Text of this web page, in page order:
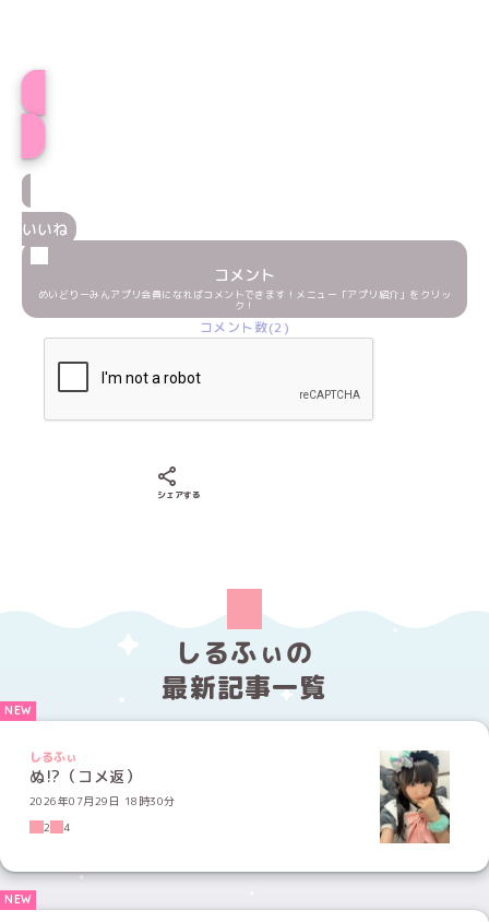
いいね
コメント
めいどりーみんアプリ会員になればコメントできます！メニュー「アプリ紹介」をクリッ
ク！
コメント数(2)
シェアする
しるふぃの
最新記事一覧
しるふぃ
ぬ⁉️（コメ返）
2026年07月29日 18時30分
2
4